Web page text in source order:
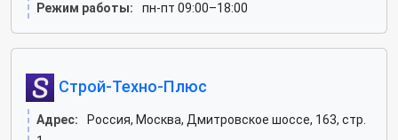
Режим работы:
пн-пт 09:00–18:00
Строй-Техно-Плюс
Адрес:
Россия, Москва, Дмитровское шоссе, 163, стр.